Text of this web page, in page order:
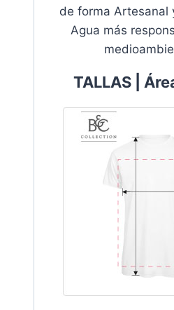
de forma Artesanal
Agua más
TALLAS |